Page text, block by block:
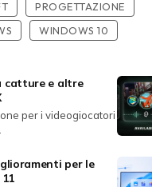
PROGETTAZIONE
WINDOWS 10
catture e altre
per i videogiocatori
per le